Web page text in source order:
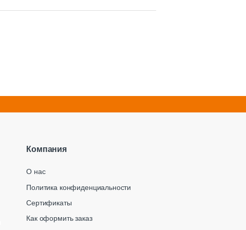
Компания
О нас
Политика конфиденциальности
Сертификаты
Как оформить заказ